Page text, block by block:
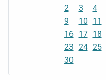
2
3 4
9
10 11
16
17 18
23 24 25
30